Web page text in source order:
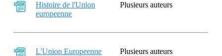
Histoire de l'Union
europeenne
Plusieurs auteurs
L'Union Europeenne Plusieurs auteurs